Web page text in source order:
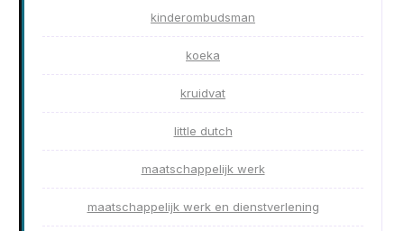
kinderombudsman
koeka
kruidvat
little dutch
maatschappelijk werk
maatschappelijk werk en dienstverlening